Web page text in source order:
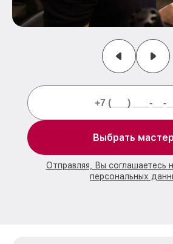
Выбрать
Отправляя, Вы соглашаетесь
персональных